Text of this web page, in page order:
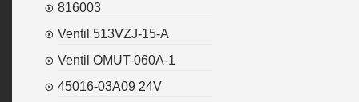
816003
Ventil 513VZJ-15-A
Ventil OMUT-060A-1
45016-03A09 24V